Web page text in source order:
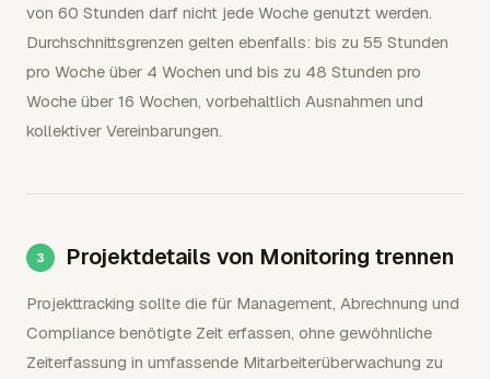
von 60 Stunden darf nicht jede Woche genutzt werden.
Durchschnittsgrenzen gelten ebenfalls: bis zu 55 Stunden
pro Woche über 4 Wochen und bis zu 48 Stunden pro
Woche über 16 Wochen, vorbehaltlich Ausnahmen und
kollektiver Vereinbarungen.
Projektdetails von Monitoring trennen
Projekttracking sollte die für Management, Abrechnung und
Compliance benötigte Zeit erfassen, ohne gewöhnliche
Zeiterfassung in umfassende Mitarbeiterüberwachung zu